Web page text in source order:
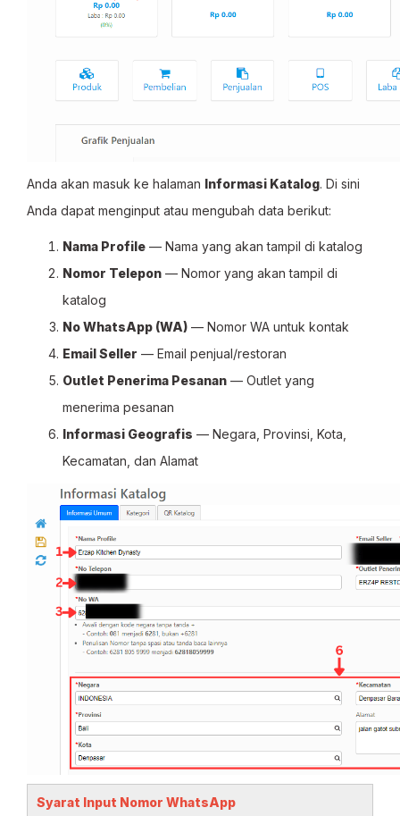
Anda akan masuk ke halaman Informasi Katalog. Di sini
Anda dapat menginput atau mengubah data berikut:
Nama Profile — Nama yang akan tampil di katalog
Nomor Telepon — Nomor yang akan tampil di
katalog
No WhatsApp (WA) — Nomor WA untuk kontak
Email Seller — Email penjual/restoran
Outlet Penerima Pesanan — Outlet yang
menerima pesanan
Informasi Geografis — Negara, Provinsi, Kota,
Kecamatan, dan Alamat
Syarat Input Nomor WhatsApp